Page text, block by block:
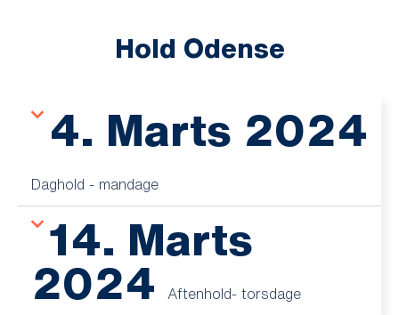
Hold Odense
4. Marts 2024
Daghold - mandage
14. Marts
2024
Aftenhold- torsdage